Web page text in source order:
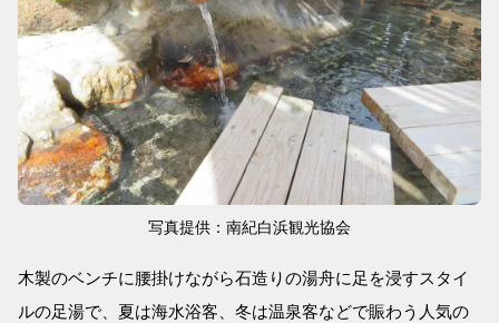
写真提供：南紀白浜観光協会
木製のベンチに腰掛けながら石造りの湯舟に足を浸すスタイ
ルの足湯で、夏は海水浴客、冬は温泉客などで賑わう人気の